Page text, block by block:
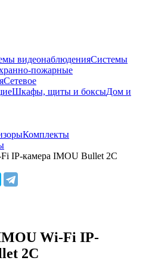
видеонаблюденияСистемы
пожарные
Сетевое
Шкафы, щиты и боксыДом и
Комплекты
IP-камера IMOU Bullet 2C
Wi-Fi IP-
2C